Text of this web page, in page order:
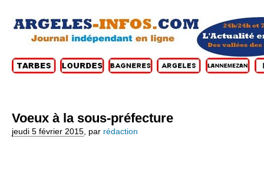
Voeux à la sous-préfecture
jeudi 5 février 2015 par rédaction